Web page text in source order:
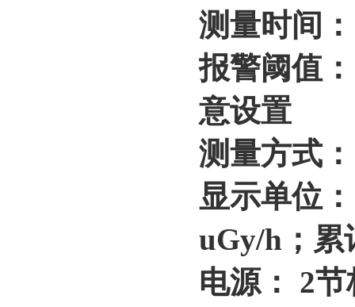
测量时间
报警阈值
意设置
测量方式
显示单位
uGy/h；累
电源： 2